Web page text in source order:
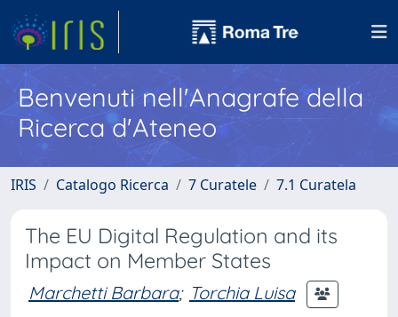
Benvenuti nell'Anagrafe della
Ricerca d'Ateneo
IRIS Catalogo Ricerca 7 Curatele 7.1 Curatela
The EU Digital Regulation and its
Impact on Member States
Marchetti Barbara; Torchia Luisa